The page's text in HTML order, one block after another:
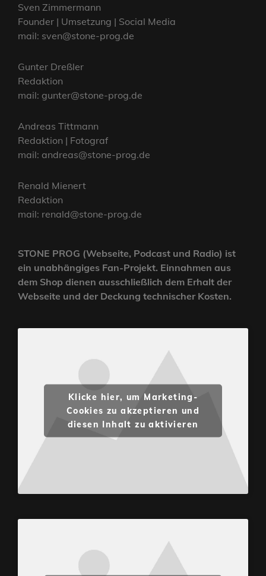
Sven Zimmermann
Founder | Umsetzung | Social Media
mail: sven@stone-prog.de
Gunter Dreßler
Redaktion
mail: gunter@stone-prog.de
Andreas Tittmann
Redaktion | Fotograf
mail: andreas@stone-prog.de
Renald Mienert
Redaktion
mail: renald@stone-prog.de
STONE PROG (Webseite, Podcast und Radio) ist
ein unabhängiges Fan-Projekt. Einnahmen aus
dem Shop dienen ausschließlich dem Erhalt der
Webseite und der Deckung technischer Kosten.
Klicke hier, um Marketing-
Cookies zu akzeptieren und
diesen Inhalt zu aktivieren